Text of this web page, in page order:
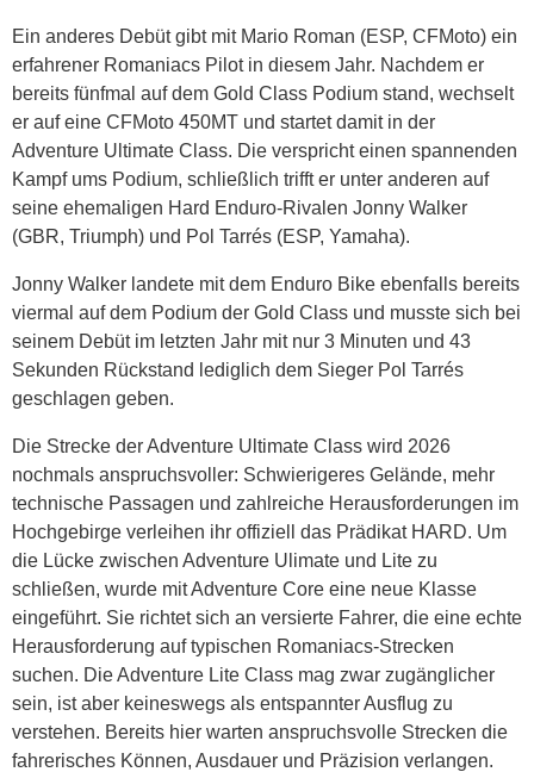
Ein anderes Debüt gibt mit Mario Roman (ESP, CFMoto) ein
erfahrener Romaniacs Pilot in diesem Jahr. Nachdem er
bereits fünfmal auf dem Gold Class Podium stand, wechselt
er auf eine CFMoto 450MT und startet damit in der
Adventure Ultimate Class. Die verspricht einen spannenden
Kampf ums Podium, schließlich trifft er unter anderen auf
seine ehemaligen Hard Enduro-Rivalen Jonny Walker
(GBR, Triumph) und Pol Tarrés (ESP, Yamaha).
Jonny Walker landete mit dem Enduro Bike ebenfalls bereits
viermal auf dem Podium der Gold Class und musste sich bei
seinem Debüt im letzten Jahr mit nur 3 Minuten und 43
Sekunden Rückstand lediglich dem Sieger Pol Tarrés
geschlagen geben.
Die Strecke der Adventure Ultimate Class wird 2026
nochmals anspruchsvoller: Schwierigeres Gelände, mehr
technische Passagen und zahlreiche Herausforderungen im
Hochgebirge verleihen ihr offiziell das Prädikat HARD. Um
die Lücke zwischen Adventure Ulimate und Lite zu
schließen, wurde mit Adventure Core eine neue Klasse
eingeführt. Sie richtet sich an versierte Fahrer, die eine echte
Herausforderung auf typischen Romaniacs-Strecken
suchen. Die Adventure Lite Class mag zwar zugänglicher
sein, ist aber keineswegs als entspannter Ausflug zu
verstehen. Bereits hier warten anspruchsvolle Strecken die
fahrerisches Können, Ausdauer und Präzision verlangen.